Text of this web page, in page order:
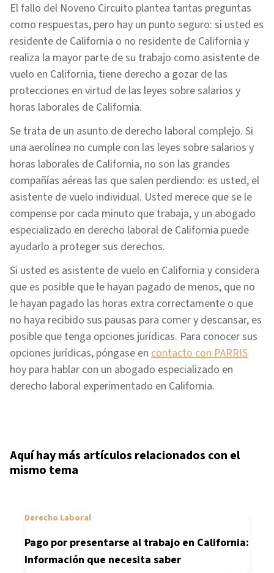
El fallo del Noveno Circuito plantea tantas preguntas
como respuestas, pero hay un punto seguro: si usted es
residente de California o no residente de California y
realiza la mayor parte de su trabajo como asistente de
vuelo en California, tiene derecho a gozar de las
protecciones en virtud de las leyes sobre salarios y
horas laborales de California.
Se trata de un asunto de derecho laboral complejo. Si
una aerolínea no cumple con las leyes sobre salarios y
horas laborales de California, no son las grandes
compañías aéreas las que salen perdiendo: es usted, el
asistente de vuelo individual. Usted merece que se le
compense por cada minuto que trabaja, y un abogado
especializado en derecho laboral de California puede
ayudarlo a proteger sus derechos.
Si usted es asistente de vuelo en California y considera
que es posible que le hayan pagado de menos, que no
le hayan pagado las horas extra correctamente o que
no haya recibido sus pausas para comer y descansar, es
posible que tenga opciones jurídicas. Para conocer sus
opciones jurídicas, póngase en contacto con PARRIS
hoy para hablar con un abogado especializado en
derecho laboral experimentado en California.
Aquí hay más artículos relacionados con el
mismo tema
Derecho Laboral
Pago por presentarse al trabajo en California:
Información que necesita saber